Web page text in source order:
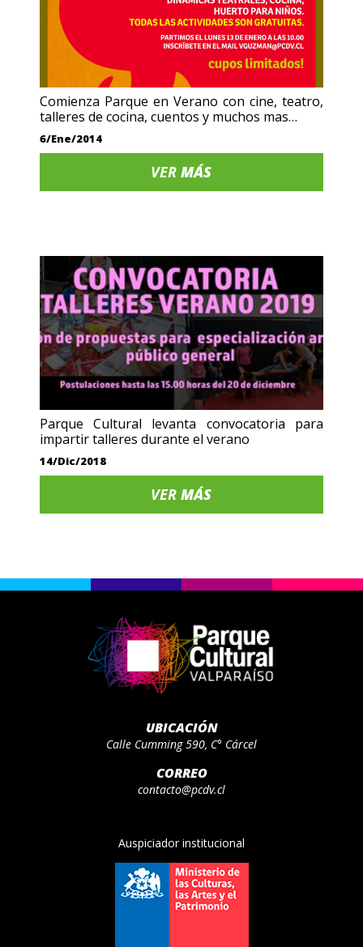
Comienza Parque en Verano con cine, teatro,
talleres de cocina, cuentos y muchos mas…
6/Ene/2014
VERMÁS
Parque Cultural levanta convocatoria para
impartir talleres durante el verano
14/Dic/2018
VERMÁS
UBICACIÓN
Calle Cumming 590, C° Cárcel
CORREO
contacto@pcdv.cl
Auspiciador institucional